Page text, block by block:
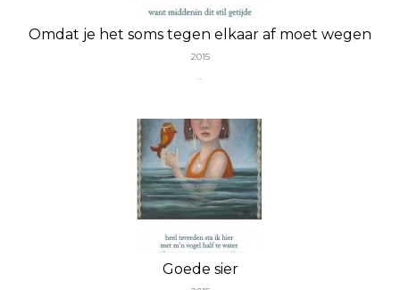
Omdat je het soms tegen elkaar af moet wegen
2015
..
Goede sier